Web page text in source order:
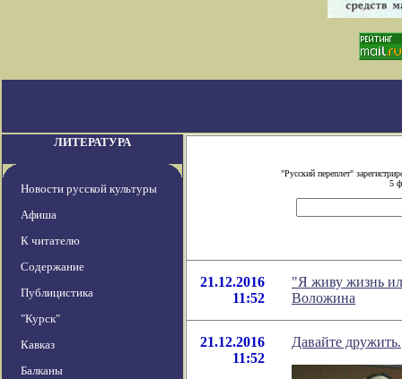
ЛИТЕРАТУРА
Новости русской культуры
Афиша
К читателю
Содержание
Публицистика
"Курск"
Кавказ
Балканы
"Русский переплет"
5
21.12.2016
11:52
"Я живу жизнь
Воложина
21.12.2016
11:52
Давайте дружить.